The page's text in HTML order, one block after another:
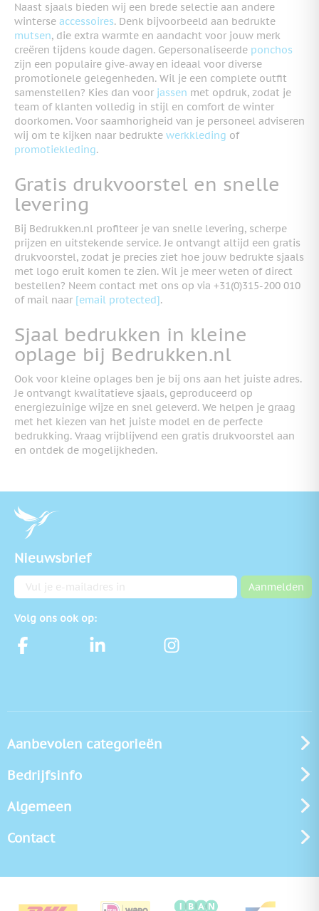
Naast sjaals bieden wij een brede selectie aan andere
winterse accessoires. Denk bijvoorbeeld aan bedrukte
mutsen, die extra warmte en aandacht voor jouw merk
creëren tijdens koude dagen. Gepersonaliseerde ponchos
zijn een populaire give-away en ideaal voor diverse
promotionele gelegenheden. Wil je een complete outfit
samenstellen? Kies dan voor jassen met opdruk, zodat je
team of klanten volledig in stijl en comfort de winter
doorkomen. Voor saamhorigheid van je personeel adviseren
wij om te kijken naar bedrukte werkkleding of
promotiekleding.
Gratis drukvoorstel en snelle
levering
Bij Bedrukken.nl profiteer je van snelle levering, scherpe
prijzen en uitstekende service. Je ontvangt altijd een gratis
drukvoorstel, zodat je precies ziet hoe jouw bedrukte sjaals
met logo eruit komen te zien. Wil je meer weten of direct
bestellen? Neem contact met ons op via +31(0)315-200 010
of mail naar [email protected].
Sjaal bedrukken in kleine
oplage bij Bedrukken.nl
Ook voor kleine oplages ben je bij ons aan het juiste adres.
Je ontvangt kwalitatieve sjaals, geproduceerd op
energiezuinige wijze en snel geleverd. We helpen je graag
met het kiezen van het juiste model en de perfecte
bedrukking. Vraag vrijblijvend een gratis drukvoorstel aan
en ontdek de mogelijkheden.
Nieuwsbrief
E-mailadres Aanmelden
Volg ons ook op:
Aanbevolen categorieën
Bedrijfsinfo
Algemeen
Contact